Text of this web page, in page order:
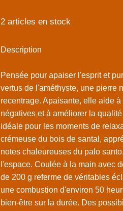
2 articles en stock
Description
Pensée pour apaiser l'esprit et
vertus de l'améthyste, une pierre
recentrage. Apaisante, elle aide
négatives et à améliorer la
idéale pour les moments de
crémeuse du bois de santal,
notes chaleureuses du palo
l'espace. Coulée à la main avec
de 200 g referme de véritables
une combustion d'environ 50
bien-être sur la durée. Des